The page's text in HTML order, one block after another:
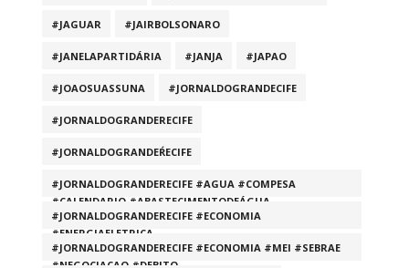
#JAGUAR #JAIRBOLSONARO
#JANELAPARTIDÁRIA #JANJA #JAPAO
#JOAOSUASSUNA #JORNALDOGRANDECIFE
#JORNALDOGRANDERECIFE
#JORNALDOGRANDEŔECIFE
#JORNALDOGRANDERECIFE #AGUA #COMPESA
#CALENDARIO #ABASTECIMENTODEÁGUA
#JORNALDOGRANDERECIFE #ECONOMIA
#ENERGIAELETRICA
#JORNALDOGRANDERECIFE #ECONOMIA #MEI #SEBRAE
#NEGOCIACAO #DEBITO